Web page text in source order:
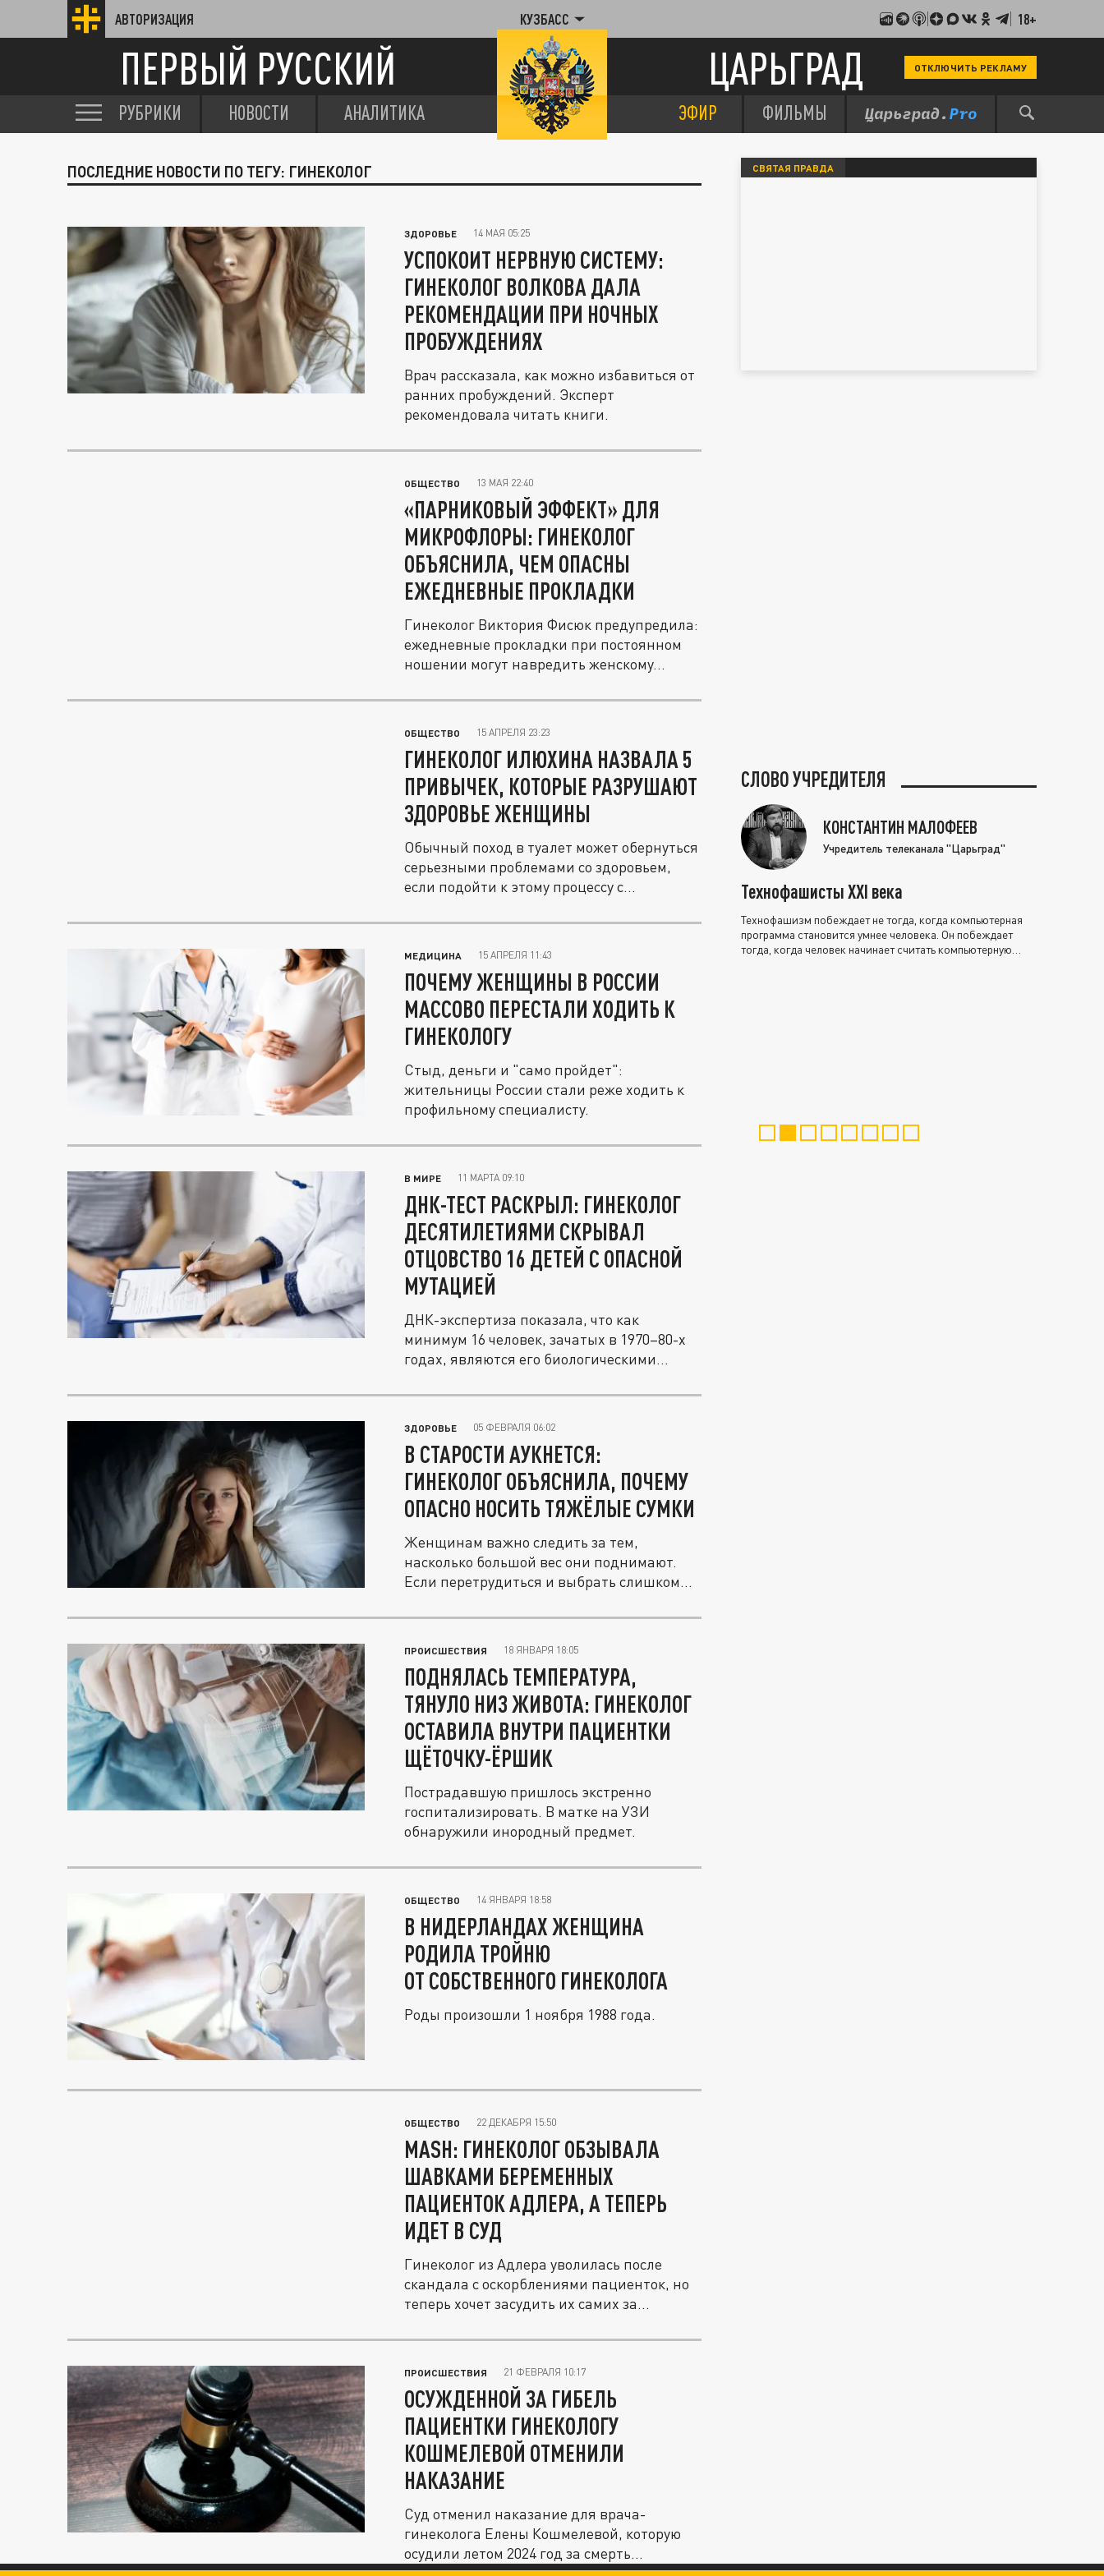
АВТОРИЗАЦИЯ КУЗБАСС 18+
ПЕРВЫЙ РУССКИЙ ЦАРЬГРАД ОТКЛЮЧИТЬ РЕКЛАМУ
РУБРИКИ НОВОСТИ АНАЛИТИКА ЭФИР ФИЛЬМЫ
ПОСЛЕДНИЕ НОВОСТИ ПО ТЕГУ: ГИНЕКОЛОГ
ЗДОРОВЬЕ 14 МАЯ 05:25
УСПОКОИТ НЕРВНУЮ СИСТЕМУ:
ГИНЕКОЛОГ ВОЛКОВА ДАЛА
РЕКОМЕНДАЦИИ ПРИ НОЧНЫХ
ПРОБУЖДЕНИЯХ
Врач рассказала, как можно избавиться от
ранних пробуждений. Эксперт
рекомендовала читать книги.
ОБЩЕСТВО 13 МАЯ 22:40
«ПАРНИКОВЫЙ ЭФФЕКТ» ДЛЯ
МИКРОФЛОРЫ: ГИНЕКОЛОГ
ОБЪЯСНИЛА, ЧЕМ ОПАСНЫ
ЕЖЕДНЕВНЫЕ ПРОКЛАДКИ
Гинеколог Виктория Фисюк предупредила:
ежедневные прокладки при постоянном
ношении могут навредить женскому...
ОБЩЕСТВО 15 АПРЕЛЯ 23:23
ГИНЕКОЛОГ ИЛЮХИНА НАЗВАЛА 5
ПРИВЫЧЕК, КОТОРЫЕ РАЗРУШАЮТ
ЗДОРОВЬЕ ЖЕНЩИНЫ
Обычный поход в туалет может обернуться
серьезными проблемами со здоровьем,
если подойти к этому процессу с...
МЕДИЦИНА 15 АПРЕЛЯ 11:43
ПОЧЕМУ ЖЕНЩИНЫ В РОССИИ
МАССОВО ПЕРЕСТАЛИ ХОДИТЬ К
ГИНЕКОЛОГУ
Стыд, деньги и "само пройдет":
жительницы России стали реже ходить к
профильному специалисту.
В МИРЕ 11 МАРТА 09:10
ДНК-ТЕСТ РАСКРЫЛ: ГИНЕКОЛОГ
ДЕСЯТИЛЕТИЯМИ СКРЫВАЛ
ОТЦОВСТВО 16 ДЕТЕЙ С ОПАСНОЙ
МУТАЦИЕЙ
ДНК-экспертиза показала, что как
минимум 16 человек, зачатых в 1970–80-х
годах, являются его биологическими...
ЗДОРОВЬЕ 05 ФЕВРАЛЯ 06:02
В СТАРОСТИ АУКНЕТСЯ:
ГИНЕКОЛОГ ОБЪЯСНИЛА, ПОЧЕМУ
ОПАСНО НОСИТЬ ТЯЖЁЛЫЕ СУМКИ
Женщинам важно следить за тем,
насколько большой вес они поднимают.
Если перетрудиться и выбрать слишком...
ПРОИСШЕСТВИЯ 18 ЯНВАРЯ 18:05
ПОДНЯЛАСЬ ТЕМПЕРАТУРА,
ТЯНУЛО НИЗ ЖИВОТА: ГИНЕКОЛОГ
ОСТАВИЛА ВНУТРИ ПАЦИЕНТКИ
ЩЁТОЧКУ-ЁРШИК
Пострадавшую пришлось экстренно
госпитализировать. В матке на УЗИ
обнаружили инородный предмет.
ОБЩЕСТВО 14 ЯНВАРЯ 18:58
В НИДЕРЛАНДАХ ЖЕНЩИНА
РОДИЛА ТРОЙНЮ
ОТ СОБСТВЕННОГО ГИНЕКОЛОГА
Роды произошли 1 ноября 1988 года.
ОБЩЕСТВО 22 ДЕКАБРЯ 15:50
MASH: ГИНЕКОЛОГ ОБЗЫВАЛА
ШАВКАМИ БЕРЕМЕННЫХ
ПАЦИЕНТОК АДЛЕРА, А ТЕПЕРЬ
ИДЕТ В СУД
Гинеколог из Адлера уволилась после
скандала с оскорблениями пациенток, но
теперь хочет засудить их самих за...
ПРОИСШЕСТВИЯ 21 ФЕВРАЛЯ 10:17
ОСУЖДЕННОЙ ЗА ГИБЕЛЬ
ПАЦИЕНТКИ ГИНЕКОЛОГУ
КОШМЕЛЕВОЙ ОТМЕНИЛИ
НАКАЗАНИЕ
Суд отменил наказание для врача-
гинеколога Елены Кошмелевой, которую
осудили летом 2024 год за смерть...
СВЯТАЯ ПРАВДА
СЛОВО УЧРЕДИТЕЛЯ
КОНСТАНТИН МАЛОФЕЕВ
Учредитель телеканала "Царьград"
Технофашисты XXI века
Технофашизм побеждает не тогда, когда компьютерная
программа становится умнее человека. Он побеждает
тогда, когда человек начинает считать компьютерную